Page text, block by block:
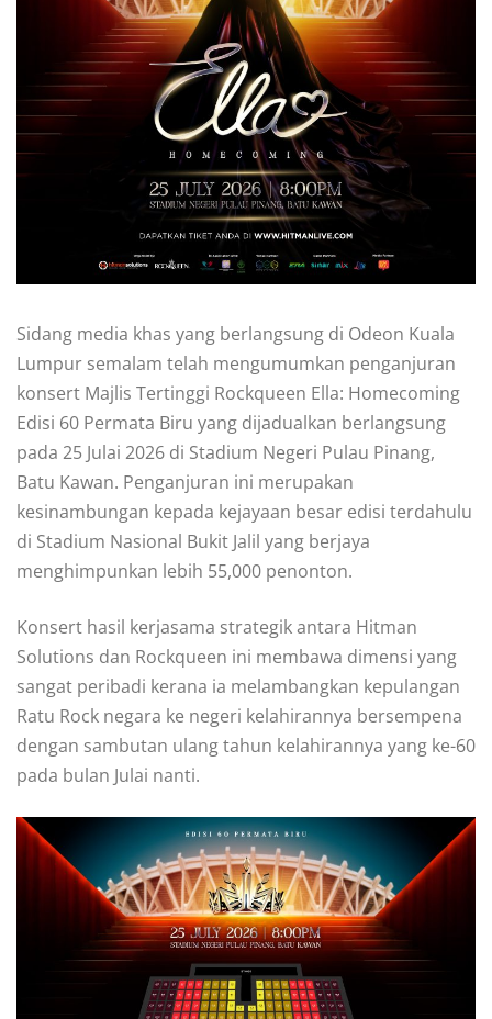
Sidang media khas yang berlangsung di Odeon Kuala
Lumpur semalam telah mengumumkan penganjuran
konsert Majlis Tertinggi Rockqueen Ella: Homecoming
Edisi 60 Permata Biru yang dijadualkan berlangsung
pada 25 Julai 2026 di Stadium Negeri Pulau Pinang,
Batu Kawan. Penganjuran ini merupakan
kesinambungan kepada kejayaan besar edisi terdahulu
di Stadium Nasional Bukit Jalil yang berjaya
menghimpunkan lebih 55,000 penonton.
Konsert hasil kerjasama strategik antara Hitman
Solutions dan Rockqueen ini membawa dimensi yang
sangat peribadi kerana ia melambangkan kepulangan
Ratu Rock negara ke negeri kelahirannya bersempena
dengan sambutan ulang tahun kelahirannya yang ke-60
pada bulan Julai nanti.